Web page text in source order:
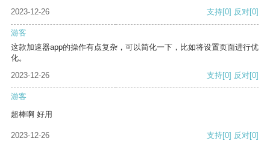
2023-12-26
支持[0] 反对[0]
游客
这款加速器app的操作有点复杂，可以简化一下，比如将设置页面进行优
化。
2023-12-26
支持[0] 反对[0]
游客
超棒啊 好用
2023-12-26 支持[0] 反对[0]